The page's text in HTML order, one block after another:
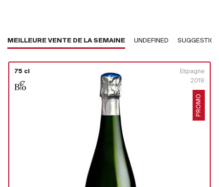
MEILLEURE VENTE DE LA SEMAINE UNDEFINED
75 cl
Espagne
2019
PROMO